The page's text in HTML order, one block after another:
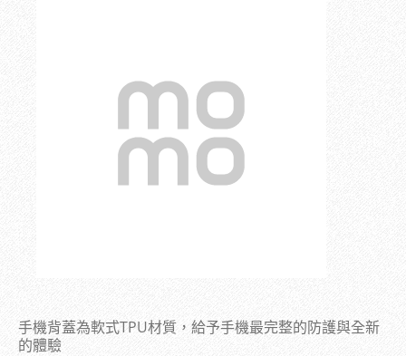
手機背蓋為軟式TPU材質，給予手機最完整的防護與全新
的體驗